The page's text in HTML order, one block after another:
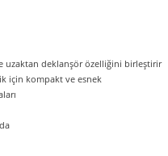
uzaktan deklanşör özelliğini birleştirir
için kompakt ve esnek